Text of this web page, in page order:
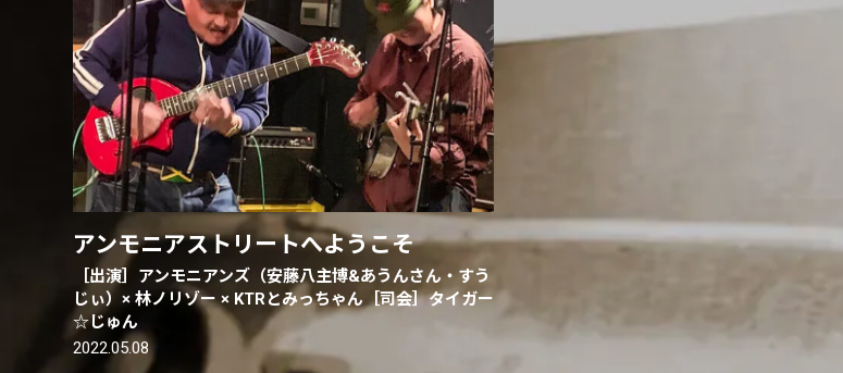
アンモニアストリートへようこそ
［出演］アンモニアンズ（安藤八主博&あうんさん・すう
じぃ）× 林ノリゾー × KTRとみっちゃん［司会］タイガー
☆じゅん
2022.05.08